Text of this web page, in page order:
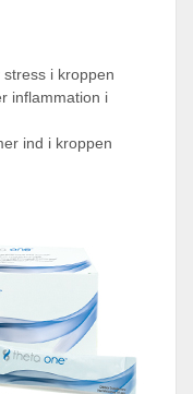
i kroppen
inflammation i
ind i kroppen